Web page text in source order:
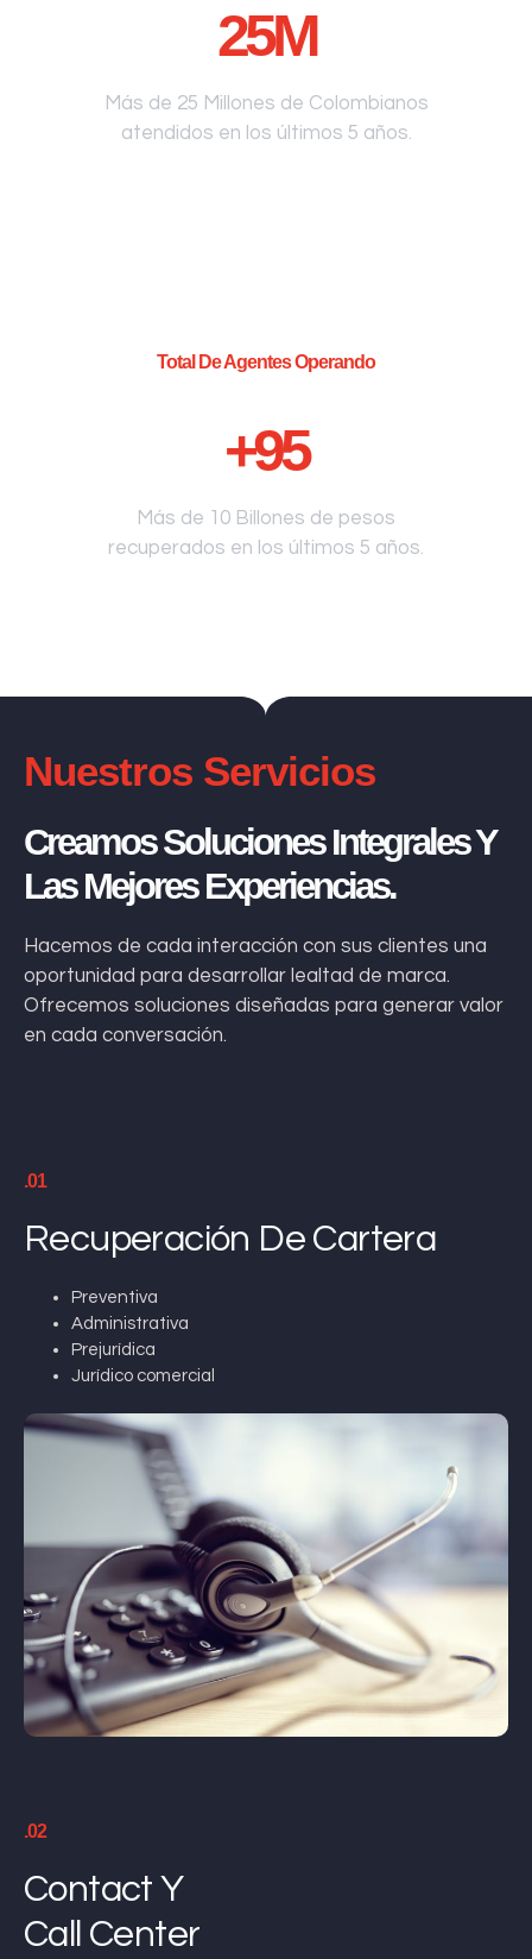
25M
Más de 25 Millones de Colombianos
atendidos en los últimos 5 años.
Total De Agentes Operando
+95
Más de 10 Billones de pesos
recuperados en los últimos 5 años.
Nuestros Servicios
Creamos Soluciones Integrales Y
Las Mejores Experiencias.
Hacemos de cada interacción con sus clientes una
oportunidad para desarrollar lealtad de marca.
Ofrecemos soluciones diseñadas para generar valor
en cada conversación.
.01
Recuperación De Cartera
Preventiva
Administrativa
Prejurídica
Jurídico comercial
.02
Contact Y
Call Center